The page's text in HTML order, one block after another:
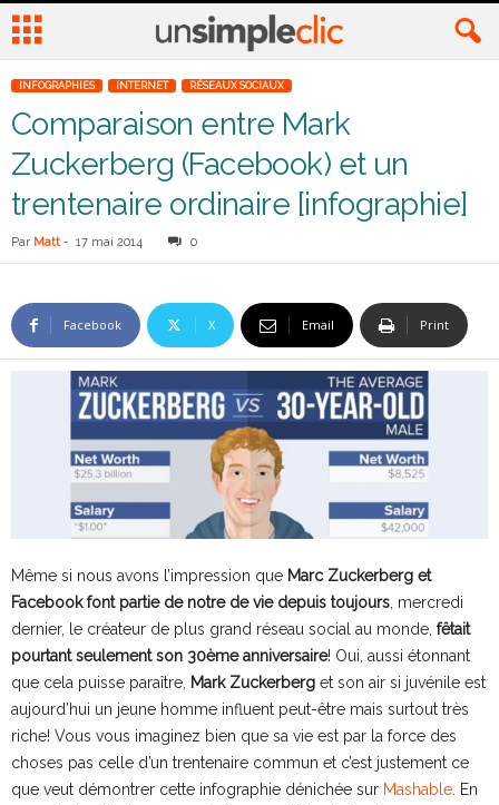
INFOGRAPHIES INTERNET RÉSEAUX SOCIAUX
Comparaison entre Mark
Zuckerberg (Facebook) et un
trentenaire ordinaire [infographie]
Par Matt - 17 mai 2014 0
Facebook X Email Print
Même si nous avons l’impression que Marc Zuckerberg et
Facebook font partie de notre de vie depuis toujours , mercredi
dernier, le créateur de plus grand réseau social au monde, fêtait
pourtant seulement son 30ème anniversaire! Oui, aussi étonnant
que cela puisse paraître, Mark Zuckerberg et son air si juvénile est
aujourd’hui un jeune homme influent peut-être mais surtout très
riche! Vous vous imaginez bien que sa vie est par la force des
choses pas celle d’un trentenaire commun et c’est justement ce
que veut démontrer cette infographie dénichée sur Mashable . En